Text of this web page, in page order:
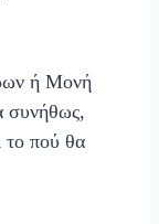
ή Μονή
συνήθως,
το πού θα